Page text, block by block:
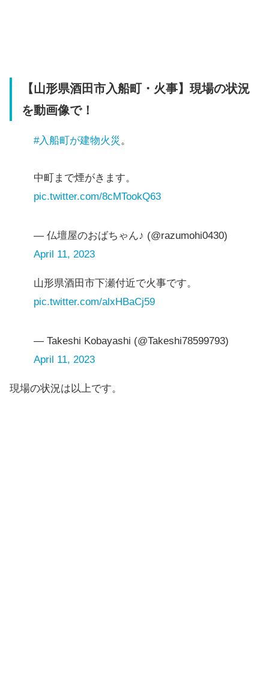
【山形県酒田市入船町・火事】現場の状況
を動画像で！
#入船町が建物火災 。
中町まで煙がきます。
pic.twitter.com/8cMTookQ63
— 仏壇屋のおばちゃん♪ (@razumohi0430)
April 11, 2023
山形県酒田市下瀬付近で火事です。
pic.twitter.com/alxHBaCj59
— Takeshi Kobayashi (@Takeshi78599793)
April 11, 2023
現場の状況は以上です。